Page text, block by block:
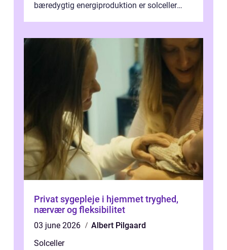
bæredygtig energiproduktion er solceller
Privat sygepleje i hjemmet tryghed,
nærvær og fleksibilitet
03 june 2026
Albert Pilgaard
Solceller